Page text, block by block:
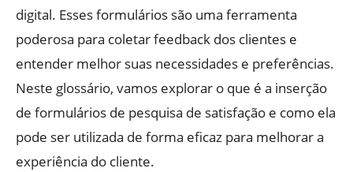
digital. Esses formulários são uma ferramenta
poderosa para coletar feedback dos clientes e
entender melhor suas necessidades e preferências.
Neste glossário, vamos explorar o que é a inserção
de formulários de pesquisa de satisfação e como ela
pode ser utilizada de forma eficaz para melhorar a
experiência do cliente.